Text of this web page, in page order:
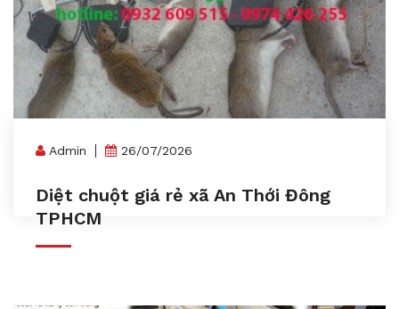
Admin 26/07/2026
Diệt chuột giá rẻ xã An Thới Đông
TPHCM